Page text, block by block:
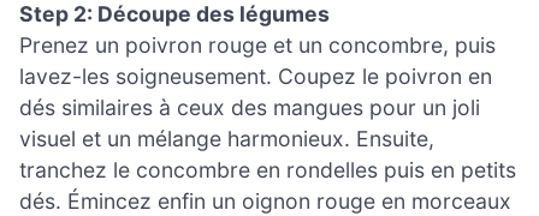
Step 2: Découpe des légumes
Prenez un poivron rouge et un concombre, puis
lavez-les soigneusement. Coupez le poivron en
dés similaires à ceux des mangues pour un joli
visuel et un mélange harmonieux. Ensuite,
tranchez le concombre en rondelles puis en petits
dés. Émincez enfin un oignon rouge en morceaux